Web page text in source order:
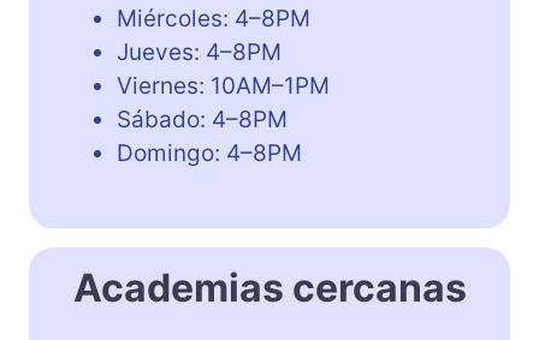
Miércoles: 4–8PM
Jueves: 4–8PM
Viernes: 10AM–1PM
Sábado: 4–8PM
Domingo: 4–8PM
Academias cercanas